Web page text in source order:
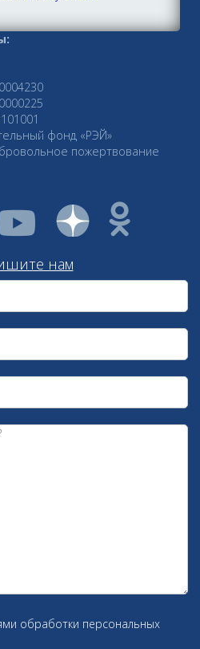
фонд «РЭЙ»
пожертвование
youtube
нам
обработки персональных